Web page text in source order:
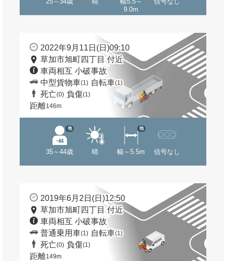
9.0m
2022年9月11日(日)09:10
草加市旭町四丁目 付近
車両相互 小破事故
中型貨物車(1) 自転車(1)
死亡(0) 負傷(1)
距離146m
35～44歳
他
晴 幅～5.5m
他
信号なし
2019年6月2日(日)12:50
草加市旭町四丁目 付近
車両相互 小破事故
普通乗用車(1) 自転車(1)
死亡(0) 負傷(1)
距離149m